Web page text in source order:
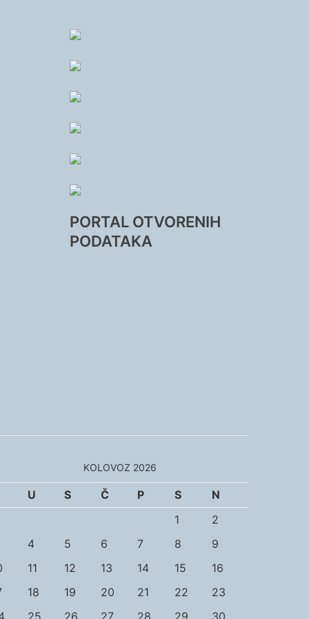
PORTAL OTVORENIH
PODATAKA
KOLOVOZ 2026
U S Č P S
N
1
2
4 5 6 7 8
9
11 12 13 14 15
16
18 19 20 21 22
23